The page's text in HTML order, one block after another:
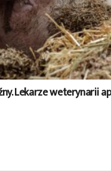
Lekarze weterynarii